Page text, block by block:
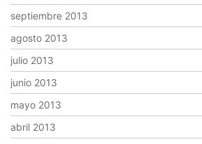
septiembre 2013
agosto 2013
julio 2013
junio 2013
mayo 2013
abril 2013